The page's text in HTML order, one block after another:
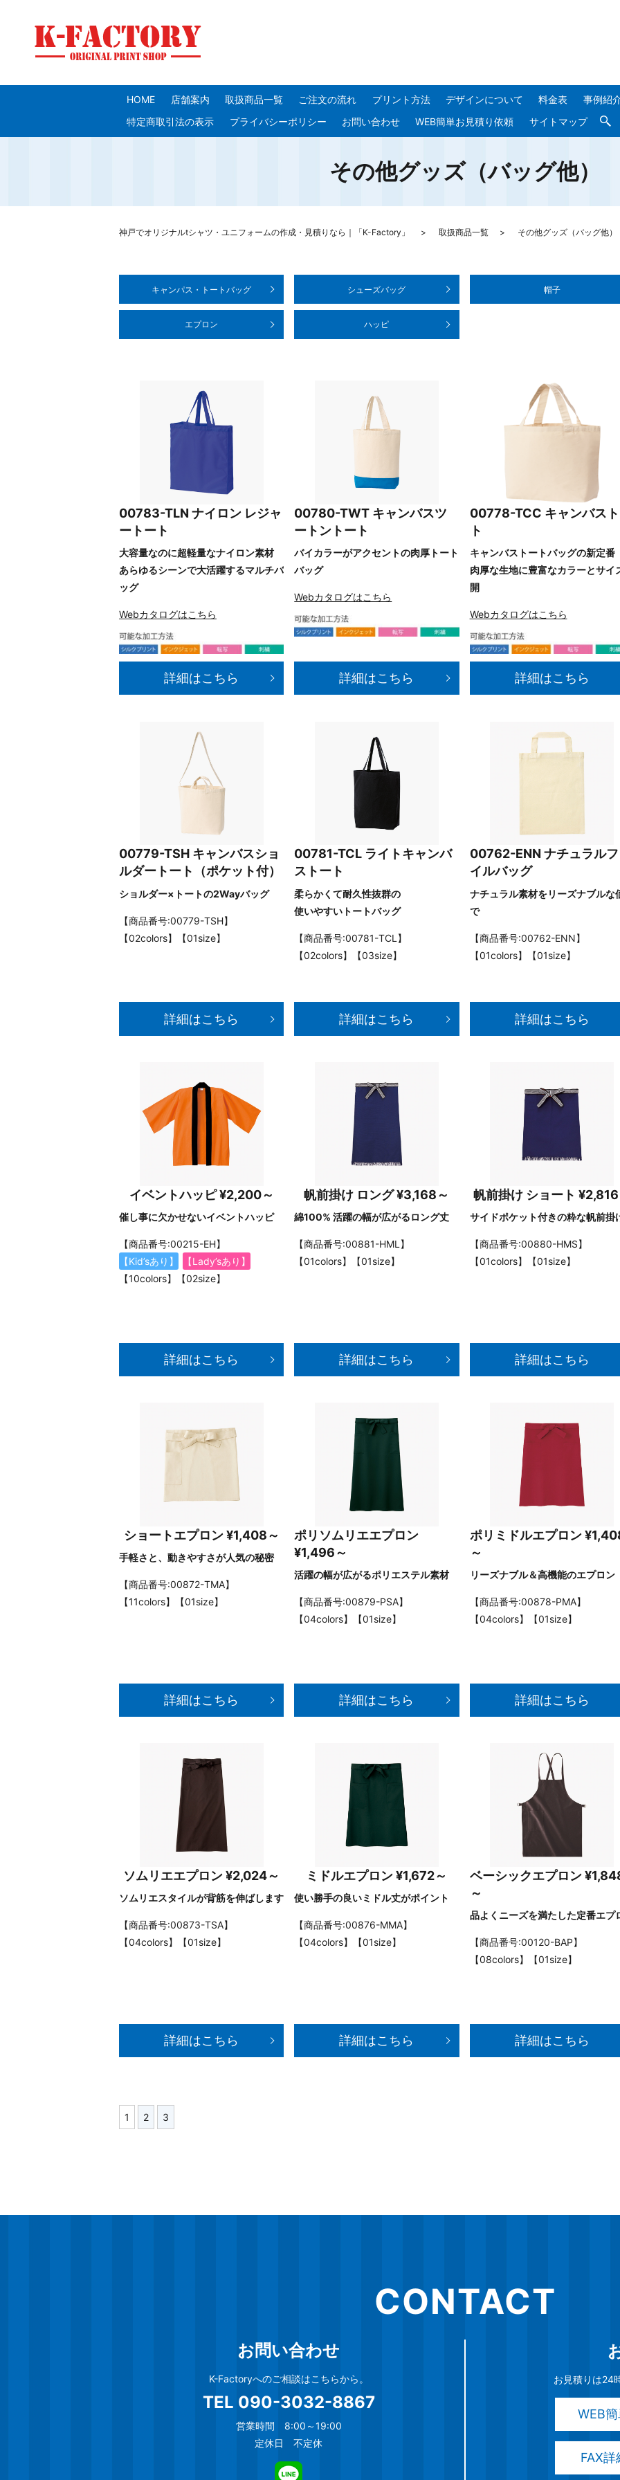
HOME 店舗案内 取扱商品一覧 ご注文の流れ プリント方法 デザインについて 料金表
事例紹
特定商取引法の表示
プライバシーポリシー お問い合わせ WEB簡単お見積り依頼 サイトマップ
その他グッズ（バッグ他）
神戸でオリジナルtシャツ・ユニフォームの作成・見積りなら｜「K-Factory」 取扱商品一覧 その他グッズ（バッグ他）
キャンパス・ トートバッグ シューズバッグ 帽子
エプロン ハッピ
00783-TLN ナイロン レジャ
ートート
大容量なのに超軽量なナイロン素材
あらゆるシーンで大活躍するマルチバ
ッグ
Webカタログはこちら
詳細はこちら
00780-TWT キャンバスツ
ートントート
バイカラーがアクセントの肉厚トート
バッグ
Webカタログはこちら
詳細はこちら
00778-TCC キャンバス
ト
キャンバストートバッグの新定番
肉厚な生地に豊富なカラーとサイ
開
Webカタログはこちら
詳細はこちら
00779-TSH キャンバスショ
ルダートート（ポケット付）
ショルダー×トートの2Wayバッグ
【商品番号:00779-TSH】
【02colors】【01size】
詳細はこちら
00781-TCL ライトキャンバ
ストート
柔らかくて耐久性抜群の
使いやすいトートバッグ
【商品番号:00781-TCL】
【02colors】【03size】
詳細はこちら
00762-ENN ナチュラル
イルバッグ
ナチュラル素材をリーズナブルな
で
【商品番号:00762-ENN】
【01colors】【01size】
詳細はこちら
イベントハッピ ¥2,200～
催し事に欠かせないイベントハッピ
【商品番号:00215-EH】
【Kid’sあり】
【Lady’sあり】
【10colors】【02size】
詳細はこちら
帆前掛け ロング ¥3,168～
綿100% 活躍の幅が広がるロング丈
【商品番号:00881-HML】
【01colors】【01size】
詳細はこちら
帆前掛け ショート
サイドポケット付きの粋な帆前掛
【商品番号:00880-HMS】
【01colors】【01size】
詳細はこちら
ショートエプロン ¥1,408～
手軽さと、動きやすさが人気の秘密
【商品番号:00872-TMA】
【11colors】【01size】
詳細はこちら
ポリソムリエエプロン
¥1,496～
活躍の幅が広がるポリエステル素材
【商品番号:00879-PSA】
【04colors】【01size】
詳細はこちら
ポリミドルエプロン
～
リーズナブル＆高機能のエプロン
【商品番号:00878-PMA】
【04colors】【01size】
詳細はこちら
ソムリエエプロン ¥2,024～
ソムリエスタイルが背筋を伸ばします
【商品番号:00873-TSA】
【04colors】【01size】
詳細はこちら
ミドルエプロン ¥1,672～
使い勝手の良いミドル丈がポイント
【商品番号:00876-MMA】
【04colors】【01size】
詳細はこちら
ベーシックエプロン
～
品よくニーズを満たした定番エプ
【商品番号:00120-BAP】
【08colors】【01size】
詳細はこちら
1 2 3
CONTACT
お問い合わせ
K-Factoryへのご相談はこちらから。
TEL 090-3032-8867
営業時間 8:00～19:00
定休日 不定休
お見積りは24
WEB
FAX